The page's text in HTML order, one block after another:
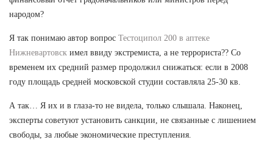
народом?
Я так понимаю автор вопрос Тестоципол 200 в аптеке
Нижневартовск имел ввиду экстремиста, а не террориста?? Со
временем их средний размер продолжил снижаться: если в 2008
году площадь средней московской студии составляла 25-30 кв.
А так… Я их и в глаза-то не видела, только слышала. Наконец,
эксперты советуют установить санкции, не связанные с лишением
свободы, за любые экономические преступления.